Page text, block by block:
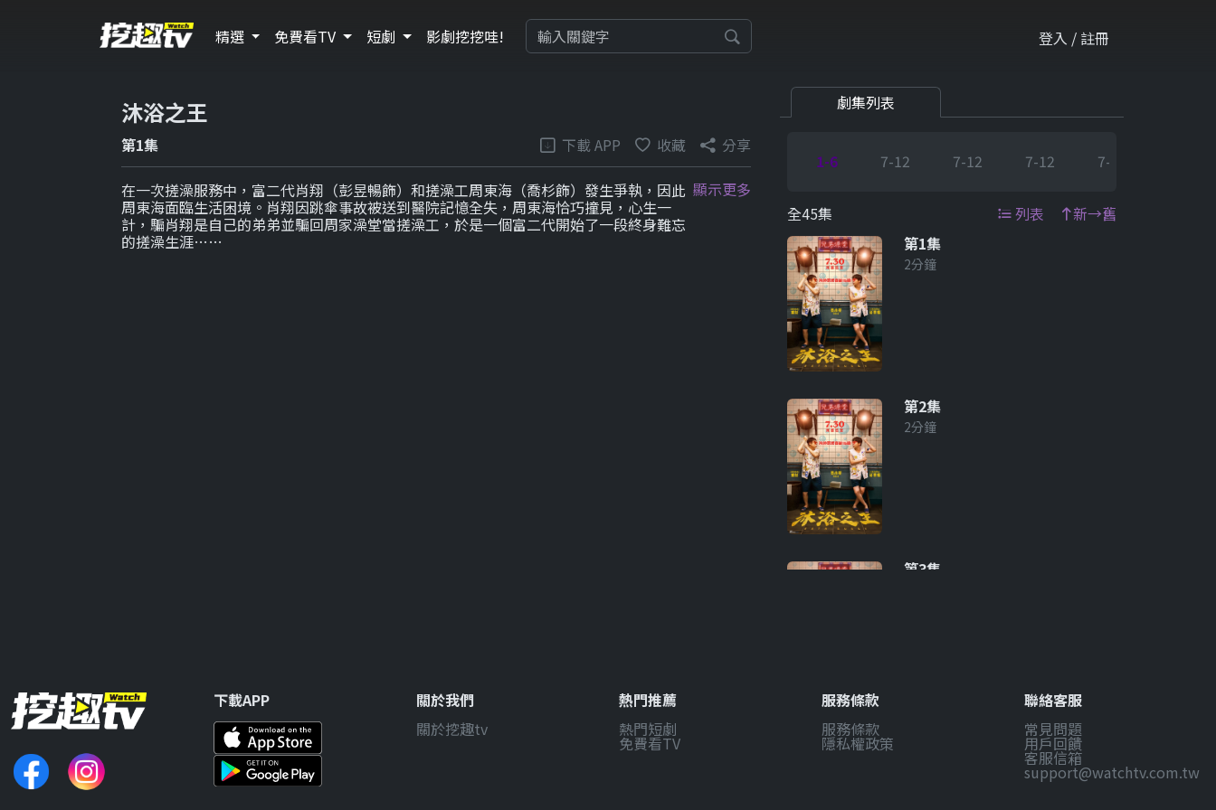
精選 免費看TV 短劇 影劇挖挖哇! 登入 / 註冊
沐浴之王
第1集 下載 APP 收藏 分享
在一次搓澡服務中，富二代肖翔（彭昱暢飾）和搓澡工周東海（喬杉飾）發生爭執，因此
周東海面臨生活困境。肖翔因跳傘事故被送到醫院記憶全失，周東海恰巧撞見，心生一
計，騙肖翔是自己的弟弟並騙回周家澡堂當搓澡工，於是一個富二代開始了一段終身難忘
的搓澡生涯……
顯示更多
劇集列表
1-6 7-12 7-12 7-12 7-12
全45集 列表
新→舊
第1集
2分鐘
第2集
2分鐘
第3集
下載APP
關於我們
關於挖趣tv
熱門推薦
熱門短劇
免費看TV
服務條款
服務條款
隱私權政策
聯絡客服
常見問題
用戶回饋
客服信箱
support@watchtv.com.tw